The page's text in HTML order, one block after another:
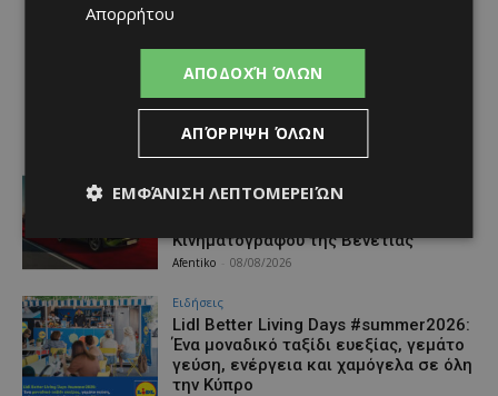
Η Peugeot είναι ο επίσημος
Κινηματογράφου της Βενετίας
Afentiko 08/08/2026
Ειδήσεις
Lidl Better Living Days #summer2026:
Ένα μοναδικό ταξίδι ευεξίας, γεμάτο
γεύση, ενέργεια και χαμόγελα σε όλη
την Κύπρο
Απορρήτου
ΑΠΟΔΟΧΉ ΌΛΩΝ
ΑΠΌΡΡΙΨΗ ΌΛΩΝ
ΕΜΦΆΝΙΣΗ ΛΕΠΤΟΜΕΡΕΙΏΝ